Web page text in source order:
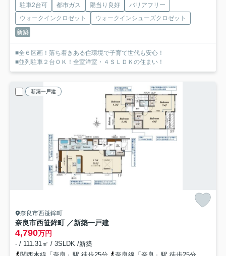
駐車2台可 都市ガス 陽当り良好
バリアフリー
ウォークインクロゼット
ウォークインシューズクロゼット
新築
■全６区画！落ち着きある住環境で子育て世代も安心！
■並列駐車２台ＯＫ！全室洋室・４ＳＬＤＫの住まい！
新築一戸建
奈良市西笹鉾町
奈良市西笹鉾町 ／新築一戸建
4,790万円
- / 111.31㎡ / 3SLDK /新築